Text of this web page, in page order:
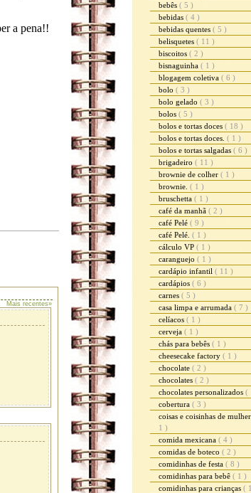
a pena!!
Mais recentes»
bebês ( 5 )
bebidas ( 4 )
bebidas quentes ( 5 )
belisquetes ( 11 )
biscoitos ( 2 )
bisnaguinha ( 1 )
blogagem coletiva ( 6 )
bolo ( 3 )
bolo gelado ( 3 )
bolos ( 5 )
bolos e tortas doces ( 18 )
bolos e tortas doces. ( 1 )
bolos e tortas salgadas ( 6 )
brigadeiro ( 11 )
brownie de colher ( 1 )
brownie. ( 1 )
bruschetta ( 1 )
café da manhã ( 2 )
café Pelé ( 9 )
café Pelé. ( 1 )
cálculo VP ( 1 )
caranguejo ( 1 )
cardápio infantil ( 11 )
cardápios ( 6 )
carnes ( 5 )
casa limpa e arrumada ( 7 )
celíacos ( 1 )
cerveja ( 1 )
chás para bebês ( 1 )
cheesecake factory ( 1 )
chocolate ( 2 )
chocolates ( 2 )
chocolates personalizados (
cobertura ( 3 )
coisas e coisinhas de
1 )
comida mexicana ( 4 )
comidas de boteco ( 2 )
comidinhas de festa ( 8 )
comidinhas para bebê ( 1 )
comidinhas para crianças (